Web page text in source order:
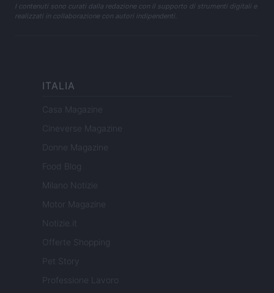
I contenuti sono curati dalla redazione con il supporto di strumenti digitali e
realizzati in collaborazione con autori indipendenti.
ITALIA
Casa Magazine
Cineverse Magazine
Donne Magazine
Food Blog
Milano Notizie
Motor Magazine
Notizie.it
Offerte Shopping
Pet Story
Professione Lavoro